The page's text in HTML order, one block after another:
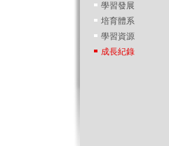
學習發展
培育體系
學習資源
成長紀錄